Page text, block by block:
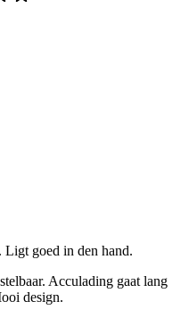
Ligt goed in den hand.
Acculading gaat lang
design.